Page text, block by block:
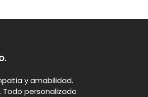
y amabilidad.
Todo personalizado